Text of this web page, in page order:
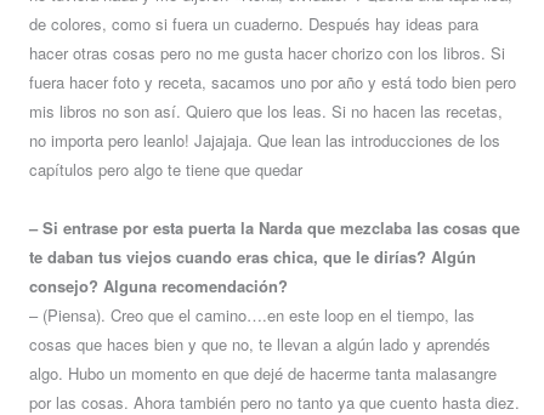
de colores, como si fuera un cuaderno. Después hay ideas para
hacer otras cosas pero no me gusta hacer chorizo con los libros. Si
fuera hacer foto y receta, sacamos uno por año y está todo bien pero
mis libros no son así. Quiero que los leas. Si no hacen las recetas,
no importa pero leanlo! Jajajaja. Que lean las introducciones de los
capítulos pero algo te tiene que quedar
– Si entrase por esta puerta la Narda que mezclaba las cosas que
te daban tus viejos cuando eras chica, que le dirías? Algún
consejo? Alguna recomendación?
– (Piensa). Creo que el camino….en este loop en el tiempo, las
cosas que haces bien y que no, te llevan a algún lado y aprendés
algo. Hubo un momento en que dejé de hacerme tanta malasangre
por las cosas. Ahora también pero no tanto ya que cuento hasta diez.